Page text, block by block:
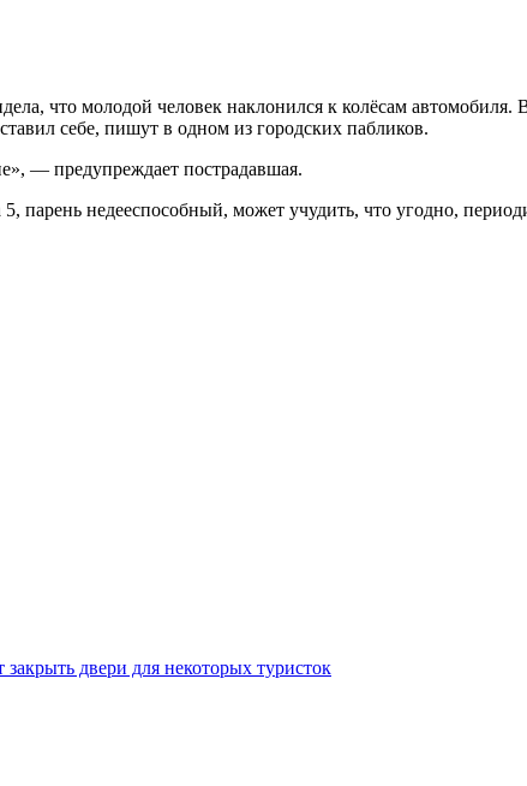
что молодой человек наклонился к колёсам автомобиля.
себе, пишут в одном из городских пабликов.
— предупреждает пострадавшая.
парень недееспособный, может учудить, что угодно,
двери для некоторых туристок